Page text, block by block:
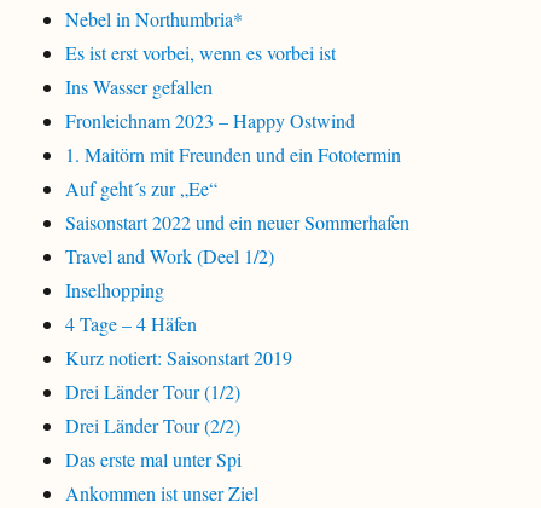
Nebel in Northumbria*
Es ist erst vorbei, wenn es vorbei ist
Ins Wasser gefallen
Fronleichnam 2023 – Happy Ostwind
1. Maitörn mit Freunden und ein Fototermin
Auf geht´s zur „Ee“
Saisonstart 2022 und ein neuer Sommerhafen
Travel and Work (Deel 1/2)
Inselhopping
4 Tage – 4 Häfen
Kurz notiert: Saisonstart 2019
Drei Länder Tour (1/2)
Drei Länder Tour (2/2)
Das erste mal unter Spi
Ankommen ist unser Ziel